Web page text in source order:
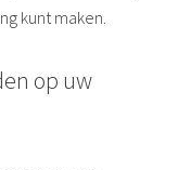
kunt maken.
op uw